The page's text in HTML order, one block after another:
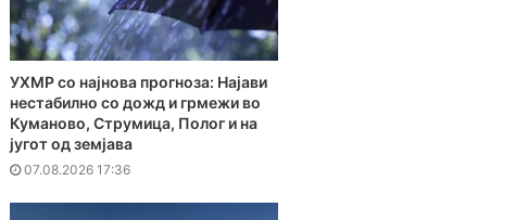
УХМР со најнова прогноза: Најави
нестабилно со дожд и грмежи во
Куманово, Струмица, Полог и на
југот од земјава
07.08.2026 17:36